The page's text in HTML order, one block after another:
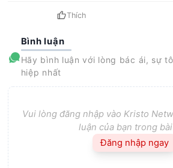
Thích
Bình luận
Hãy bình luận với lòng bác ái, sự
hiệp nhất
Vui lòng đăng nhập vào Kristo
luận của bạn trong
Đăng nhập ngay